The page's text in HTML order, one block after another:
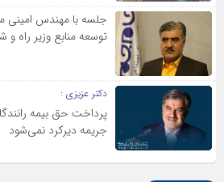
جلسه با مهندس امینی
توسعه منابع وزیر راه و
دکتر عزیزی :
جریمه دیرکرد نمی‌شود